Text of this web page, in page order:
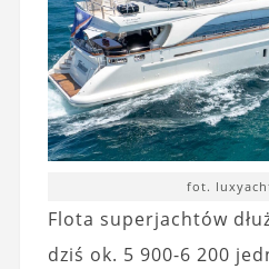
fot.
Flota superjachtów
dziś ok. 5 900-6 200